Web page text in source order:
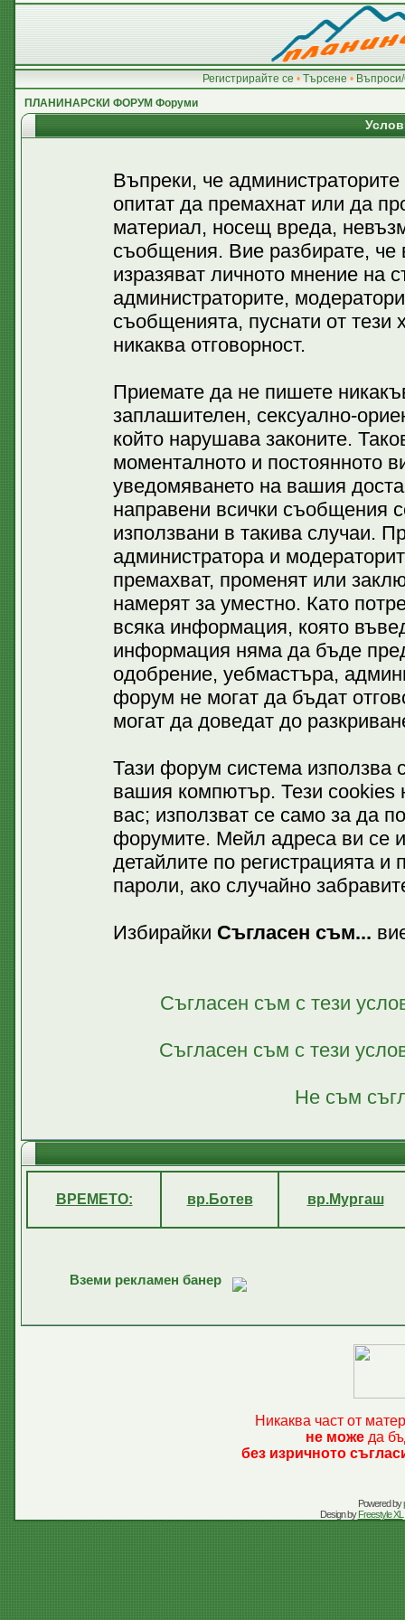
Регистрирайте се • Търсене •
ПЛАНИНАРСКИ ФОРУМ Форуми
Въпреки, че
опитат да премахнат или да
материал, носещ вреда,
съобщения. Вие разбирате,
изразяват личното мнение на
администраторите,
съобщенията, пуснати от тези
никаква отговорност.
Приемате да не пишете
заплашителен, сексуално-
който нарушава законите.
моменталното и постоянното
уведомяването на вашия
направени всички съобщения
използвани в такива случаи.
администратора и
премахват, променят или
намерят за уместно. Като
всяка информация, която
информация няма да бъде
одобрение, уебмастъра,
форум не могат да бъдат
могат да доведат до
Тази форум система използва
вашия компютър. Тези cookies
вас; използват се само за да
форумите. Мейл адреса ви се
детайлите по регистрацията
пароли, ако случайно
Избирайки Съгласен съм...
Съгласен съм с тези
Съгласен съм с тези
Не съм
ВРЕМЕТО: вр.Ботев вр.Мургаш
Вземи рекламен банер
Никаква част от
не може да
без изричното
Powered by
Design byFreestyle XL